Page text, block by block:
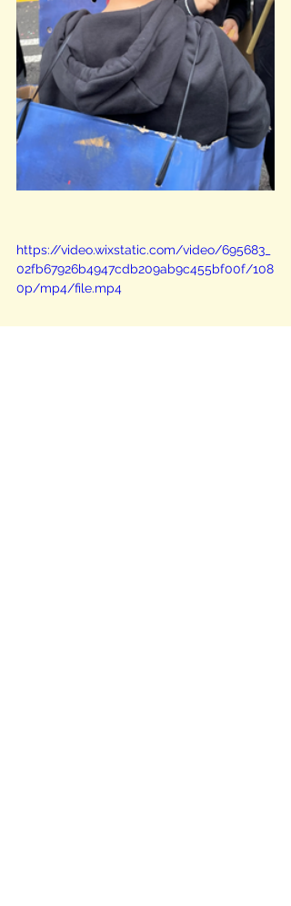
https://video.wixstatic.com/video/695683_
02fb67926b4947cdb209ab9c455bf00f/108
0p/mp4/file.mp4